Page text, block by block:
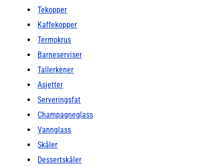
Tekopper
Kaffekopper
Termokrus
Barneserviser
Tallerkener
Asjetter
Serveringsfat
Champagneglass
Vannglass
Skåler
Dessertskåler